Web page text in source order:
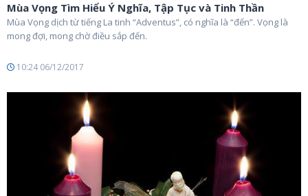
Mùa Vọng Tìm Hiểu Ý Nghĩa, Tập Tục và Tinh Thần
Mùa Vọng dịch từ tiếng La tinh “Adventus”, có nghĩa là “đến”. Vọng là
mong đợi, mong chờ điều sắp đến.
10:24 06/12/2017